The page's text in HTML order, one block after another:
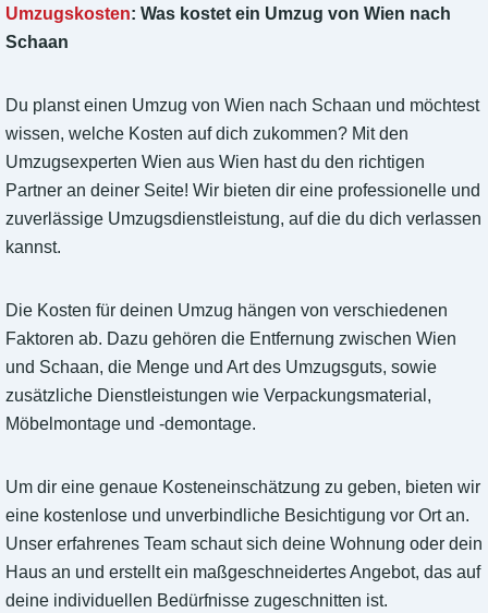
Umzugskosten: Was kostet ein Umzug von Wien nach
Schaan
Du planst einen Umzug von Wien nach Schaan und möchtest
wissen, welche Kosten auf dich zukommen? Mit den
Umzugsexperten Wien aus Wien hast du den richtigen
Partner an deiner Seite! Wir bieten dir eine professionelle und
zuverlässige Umzugsdienstleistung, auf die du dich verlassen
kannst.
Die Kosten für deinen Umzug hängen von verschiedenen
Faktoren ab. Dazu gehören die Entfernung zwischen Wien
und Schaan, die Menge und Art des Umzugsguts, sowie
zusätzliche Dienstleistungen wie Verpackungsmaterial,
Möbelmontage und -demontage.
Um dir eine genaue Kosteneinschätzung zu geben, bieten wir
eine kostenlose und unverbindliche Besichtigung vor Ort an.
Unser erfahrenes Team schaut sich deine Wohnung oder dein
Haus an und erstellt ein maßgeschneidertes Angebot, das auf
deine individuellen Bedürfnisse zugeschnitten ist.